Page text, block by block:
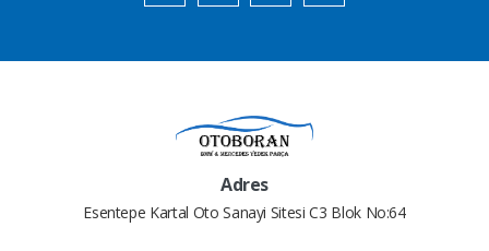
Adres
Esentepe Kartal Oto Sanayi Sitesi C3 Blok No:64